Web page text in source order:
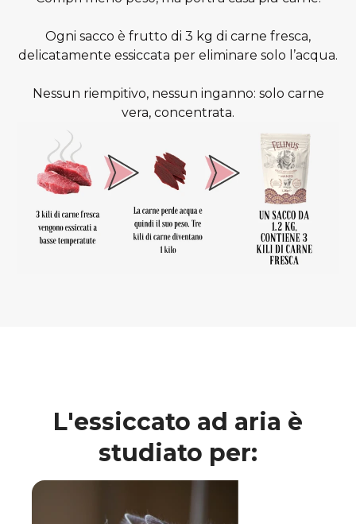
Ogni sacco è frutto di 3 kg di carne fresca,
delicatamente essiccata per eliminare solo l’acqua.
Nessun riempitivo, nessun inganno: solo carne
vera, concentrata.
L'essiccato ad aria è
studiato per: